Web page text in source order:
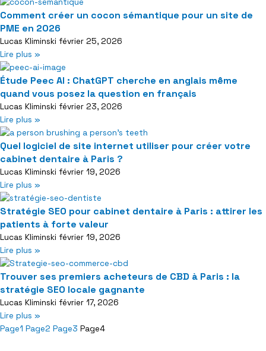
Comment créer un cocon sémantique pour un site de
PME en 2026
Lucas Kliminski février 25, 2026
Lire plus »
Étude Peec AI : ChatGPT cherche en anglais même
quand vous posez la question en français
Lucas Kliminski février 23, 2026
Lire plus »
Quel logiciel de site internet utiliser pour créer votre
cabinet dentaire à Paris ?
Lucas Kliminski février 19, 2026
Lire plus »
Stratégie SEO pour cabinet dentaire à Paris : attirer les
patients à forte valeur
Lucas Kliminski février 19, 2026
Lire plus »
Trouver ses premiers acheteurs de CBD à Paris : la
stratégie SEO locale gagnante
Lucas Kliminski février 17, 2026
Lire plus »
Page1 Page2 Page3 Page4